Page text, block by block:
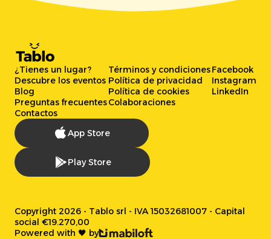
¿Tienes un lugar?
Descubre los eventos
Blog
Preguntas frecuentes
Contactos
Términos y condiciones
Política de privacidad
Política de cookies
Colaboraciones
Facebook
Instagram
LinkedIn
App Store
Play Store
Copyright 2026 - Tablo srl - IVA 15032681007 - Capital
social €19.270,00
Powered with 🖤 by